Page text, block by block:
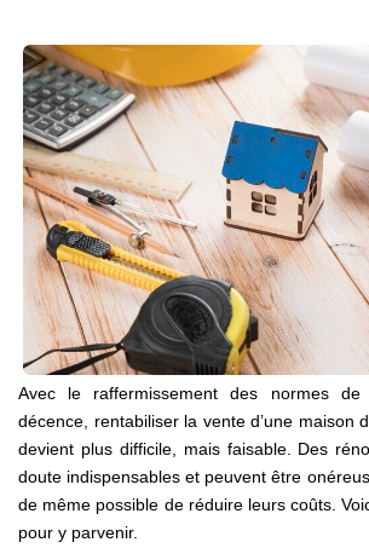
Locations
Investisseurs
SERVICES
Ventes-Locations
Gestion Locative
Copropriétés
Contact Collaborateurs
CONTACT
Avec le raffermissement des normes
décence, rentabiliser la vente d’une maison
devient plus difficile, mais faisable. Des
doute indispensables et peuvent être
de même possible de réduire leurs coûts.
pour y parvenir.